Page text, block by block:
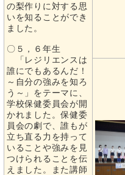
の梨作りに対する思
いを知ることができ
ました。
〇５，６年生
「レジリエンスは
誰にでもあるんだ！
～自分の強みを知ろ
う～」をテーマに、
学校保健委員会が開
かれました。保健委
員会の劇で、誰もが
立ち直る力を持って
いることや強みを見
つけられることを伝
えました。また講師